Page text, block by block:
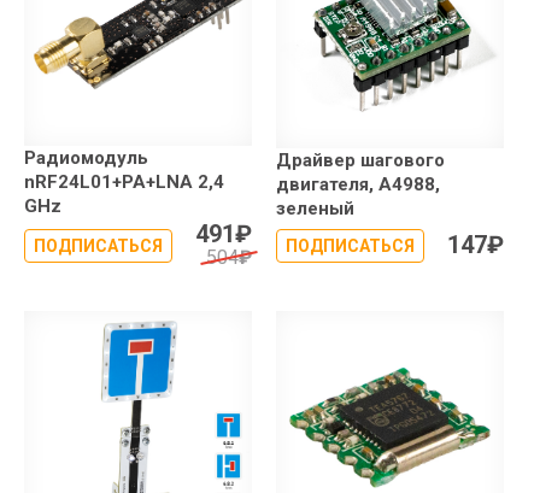
Радиомодуль
nRF24L01+PA+LNA 2,4
GHz
ПОДПИСАТЬСЯ 491₽
504₽
Драйвер шагового
двигателя, A4988,
зеленый
ПОДПИСАТЬСЯ 147₽